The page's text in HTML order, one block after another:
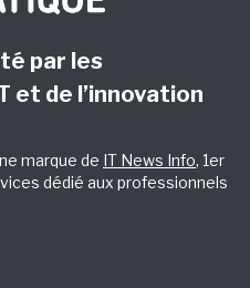
par les
et de l’innovation
marque de IT News Info, 1er
dédié aux professionnels